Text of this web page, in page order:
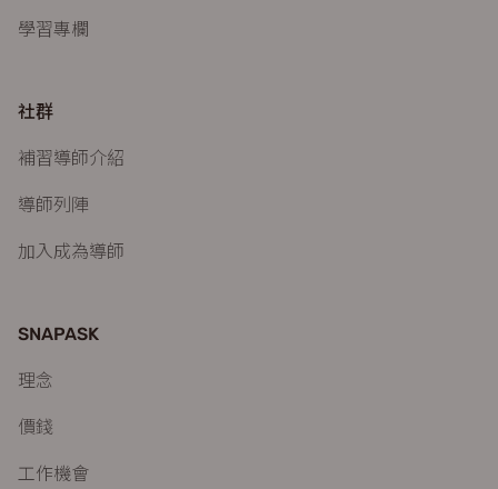
學習專欄
社群
補習導師介紹
導師列陣
加入成為導師
SNAPASK
理念
價錢
工作機會